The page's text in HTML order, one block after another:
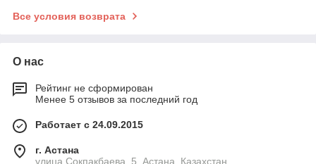
Все условия возврата
О нас
Рейтинг не сформирован
Менее 5 отзывов за последний год
Работает с 24.09.2015
г. Астана
улица Сокпакбаева, 5, Астана, Казахстан